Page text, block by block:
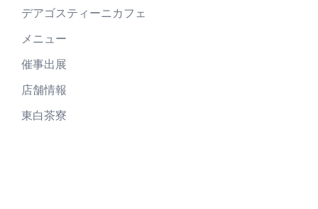
デアゴスティーニカフェ
メニュー
催事出展
店舗情報
東白茶寮